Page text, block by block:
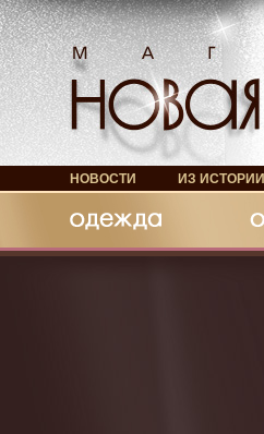
НОВОСТИ ИЗ ИСТОРИИ